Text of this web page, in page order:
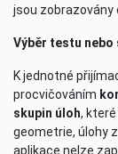
jsou zobrazovány
Výběr testu nebo
K jednotné
procvičováním
skupin úloh,
geometrie, úlohy
aplikace nelze